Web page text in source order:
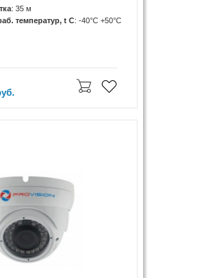
: 35 м
температур, t C: -40°С +50°С